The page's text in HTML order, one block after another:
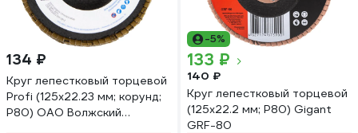
134 ₽
Круг лепестковый торцевой
Profi (125х22.23 мм; корунд;
P80) ОАО Волжский
-5%
133 ₽
140 ₽
Круг лепестковый торцевой
(125x22.2 мм; P80) Gigant
GRF-80